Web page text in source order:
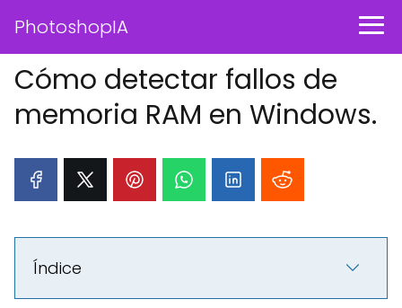
PhotoshopIA
Cómo detectar fallos de
memoria RAM en Windows.
Índice